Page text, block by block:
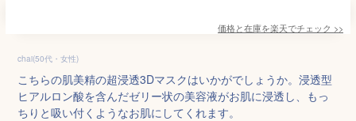
価格と在庫を楽天でチェック >>
chai(50代・女性)
こちらの肌美精の超浸透3Dマスクはいかがでしょうか。浸透型
ヒアルロン酸を含んだゼリー状の美容液がお肌に浸透し、もっ
ちりと吸い付くようなお肌にしてくれます。